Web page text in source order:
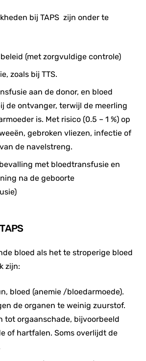
bij TAPS zijn onder te
(met zorgvuldige controle)
zoals bij TTS.
aan de donor, en bloed
de ontvanger, terwijl de meerling
is. Met risico (0.5 – 1 %) op
gebroken vliezen, infectie of
de navelstreng.
met bloedtransfusie en
na de geboorte
bloed als het te stroperige bloed
zijn:
bloed (anemie /bloedarmoede).
de organen te weinig zuurstof.
tot orgaanschade, bijvoorbeeld
of hartfalen. Soms overlijdt de